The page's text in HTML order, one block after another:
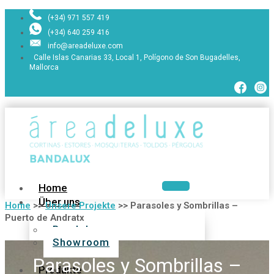
(+34) 971 557 419
(+34) 640 259 416
info@areadeluxe.com
Calle Islas Canarias 33, Local 1, Polígono de Son Bugadelles,
Mallorca
Home
Über uns
Bandalux
Showroom
Produkte
Home >>Unsere Projekte >> Parasoles y Sombrillas –
Puerto de Andratx
Parasoles y Sombrillas –